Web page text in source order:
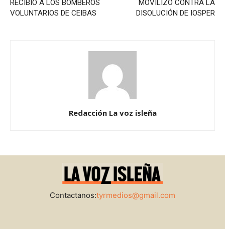
RECIBIÓ A LOS BOMBEROS
VOLUNTARIOS DE CEIBAS
MOVILIZÓ CONTRA LA
DISOLUCIÓN DE IOSPER
Redacción La voz isleña
Contactanos:tyrmedios@gmail.com